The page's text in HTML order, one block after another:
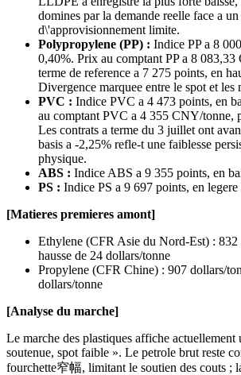
domines par la demande reelle face a
d\'approvisionnement limite.
Polypropylene (PP) : Indice PP a 8
0,40%. Prix au comptant PP a 8
terme de reference a 7 275 points, en
Divergence marquee entre le spot et les
PVC : Indice PVC a 4 473 points, en
au comptant PVC a 4 355 CNY/tonne,
Les contrats a terme du 3 juillet ont
basis a -2,25% refle-t une faiblesse
physique.
ABS : Indice ABS a 9 355 points, en
PS : Indice PS a 9 697 points, en legere
[Matieres premieres amont]
Ethylene (CFR Asie du Nord-Est) : 832
hausse de 24 dollars/tonne
Propylene (CFR Chine) : 907 dollars/
dollars/tonne
[Analyse du marche]
Le marche des plastiques affiche actuellement
soutenue, spot faible ». Le petrole brut reste
fourchette窄幅, limitant le soutien des couts ;